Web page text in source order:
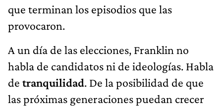
que terminan los episodios que las
provocaron.
A un día de las elecciones, Franklin no
habla de candidatos ni de ideologías. Habla
de tranquilidad. De la posibilidad de que
las próximas generaciones puedan crecer